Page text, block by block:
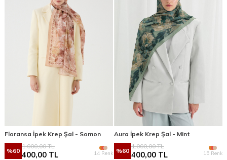
Floransa İpek Krep Şal - Somon
%60
1.000,00TL
400,00 TL 14 Renk
Aura İpek Krep Şal - Mint
%60
1.000,00TL
400,00 TL 15 Renk